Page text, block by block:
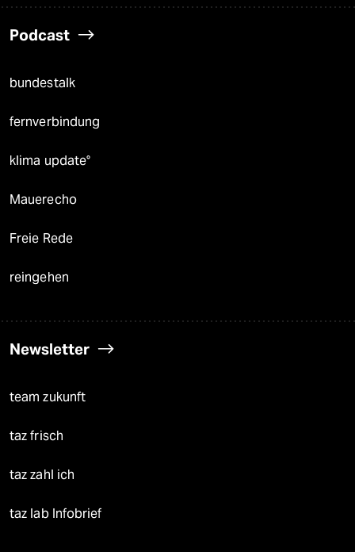
Podcast
bundestalk
fernverbindung
klima update°
Mauerecho
Freie Rede
reingehen
Newsletter
team zukunft
taz frisch
taz zahl ich
taz lab Infobrief